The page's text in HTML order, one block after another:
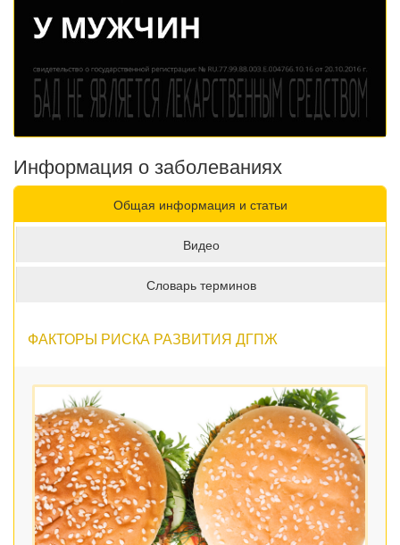
Информация о заболеваниях
Общая информация и статьи
Видео
Словарь терминов
ФАКТОРЫ РИСКА РАЗВИТИЯ ДГПЖ